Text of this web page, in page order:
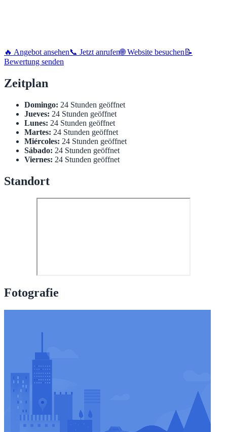
🔥 Angebot ansehen📞 Jetzt anrufen🌐 Website besuchen 📝
Bewertung senden
Zeitplan
Domingo: 24 Stunden geöffnet
Jueves: 24 Stunden geöffnet
Lunes: 24 Stunden geöffnet
Martes: 24 Stunden geöffnet
Miércoles: 24 Stunden geöffnet
Sábado: 24 Stunden geöffnet
Viernes: 24 Stunden geöffnet
Standort
Fotografie